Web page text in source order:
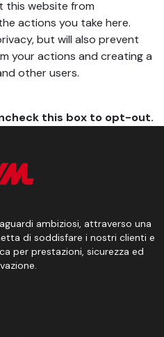
this website from
actions you take here.
but will also prevent
your actions and creating a
other users.
this box to opt-out.
ambiziosi, attraverso una
di soddisfare i nostri clienti e
per prestazioni, sicurezza ed